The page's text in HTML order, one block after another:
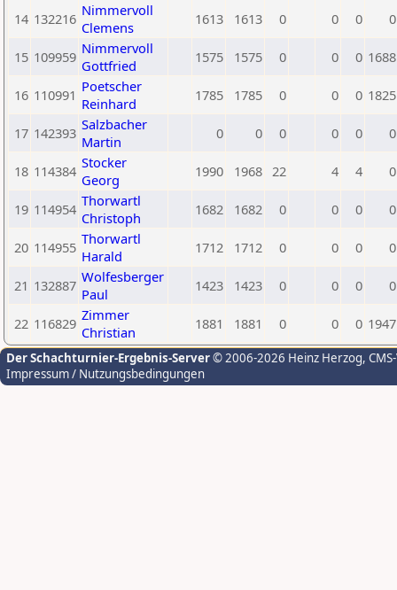
14 132216 Nimmervoll
Clemens
1613 1613 0 0 0 0
15 109959 Nimmervoll
Gottfried
1575 1575 0 0 0 1688
16 110991 Poetscher
Reinhard
1785 1785 0 0 0 1825
17 142393 Salzbacher
Martin
0 0 0 0 0 0
18 114384 Stocker
Georg
1990 1968 22 4 4 0
19 114954 Thorwartl
Christoph
1682 1682 0 0 0 0
20 114955 Thorwartl
Harald
1712 1712 0 0 0 0
21 132887 Wolfesberger
Paul
1423 1423 0 0 0 0
22 116829 Zimmer
Christian
1881 1881 0 0 0 1947
Der Schachturnier-Ergebnis-Server© 2006-2026 Heinz Herzog,
Impressum / Nutzungsbedingungen